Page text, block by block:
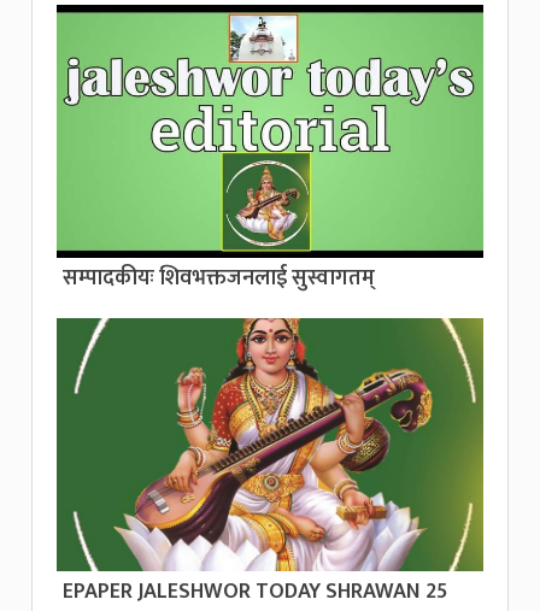
सम्पादकीयः शिवभक्तजनलाई सुस्वागतम्
EPAPER JALESHWOR TODAY SHRAWAN 25